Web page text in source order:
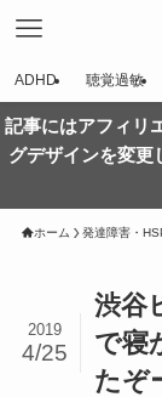
ADHD 聴覚過敏
記事にはアフィリ
グデザインを変更
ホーム 発達障害・
渋谷
で寝
たぞ
2019
4/25